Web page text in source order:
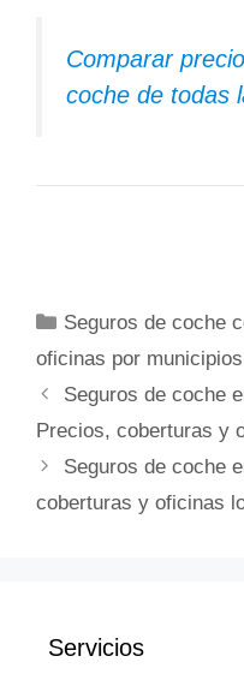
Comparar
coche de todas
Categorías
Seguros de coche
oficinas por municipios
Seguros de coche
Precios, coberturas y
Seguros de coche
coberturas y oficinas
Servicios